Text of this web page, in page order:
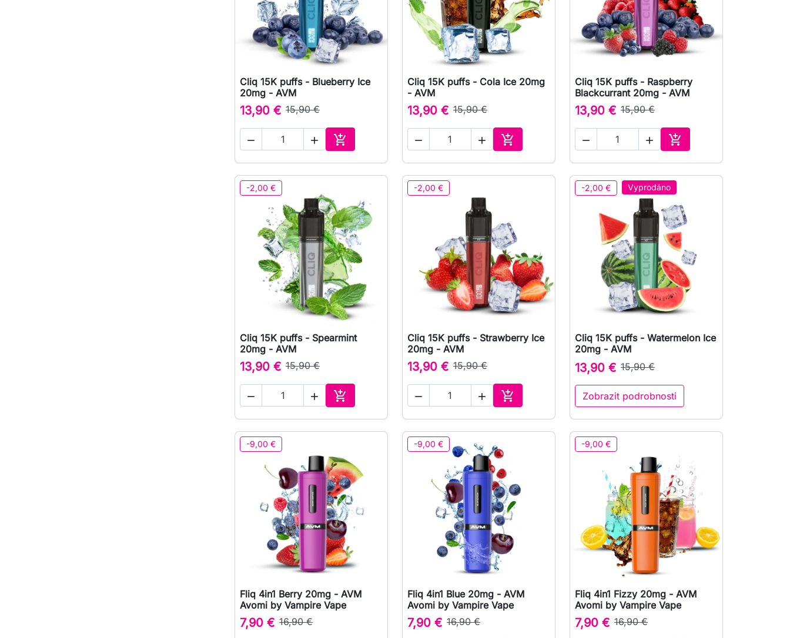
 Rychlý náhled
Cliq 15K puffs - Blueberry Ice
20mg - AVM
13,90 € 15,90 €
  
Přidat do košíku
 Rychlý náhled
Cliq 15K puffs - Cola Ice 20mg
- AVM
13,90 € 15,90 €
  
Přidat do košíku
 Rychlý náhled
Cliq 15K puffs - Raspberry
Blackcurrant 20mg - AVM
13,90 € 15,90 €
  
Přidat do košíku
-2,00 €
 Rychlý náhled
Cliq 15K puffs - Spearmint
20mg - AVM
13,90 € 15,90 €
  
Přidat do košíku
-2,00 €
 Rychlý náhled
Cliq 15K puffs - Strawberry Ice
20mg - AVM
13,90 € 15,90 €
  
Přidat do košíku
-2,00 € Vyprodáno
 Rychlý náhled
Cliq 15K puffs - Watermelon Ice
20mg - AVM
13,90 € 15,90 €
Zobrazit podrobnosti
-9,00 €
 Rychlý náhled
Fliq 4in1 Berry 20mg - AVM
Avomi by Vampire Vape
7,90 € 16,90 €
-9,00 €
 Rychlý náhled
Fliq 4in1 Blue 20mg - AVM
Avomi by Vampire Vape
7,90 € 16,90 €
-9,00 €
 Rychlý náhled
Fliq 4in1 Fizzy 20mg - AVM
Avomi by Vampire Vape
7,90 € 16,90 €